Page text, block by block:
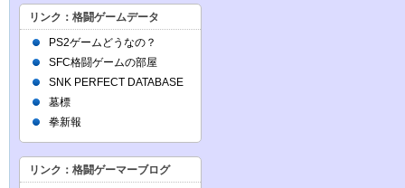
リンク：格闘ゲームデータ
PS2ゲームどうなの？
SFC格闘ゲームの部屋
SNK PERFECT DATABASE
墓標
拳新報
リンク：格闘ゲーマーブログ